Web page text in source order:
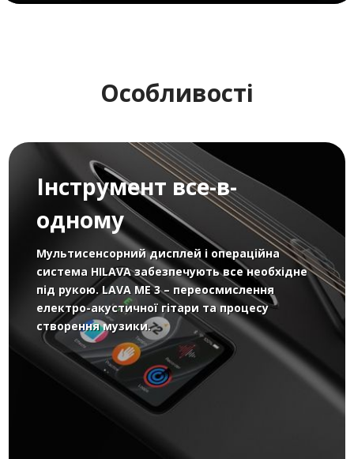
Особливості
Інструмент все-в-
одному
Мультисенсорний дисплей і операційна
система HILAVA забезпечують все необхідне
під рукою. LAVA ME 3 – переосмислення
електро-акустичної гітари та процесу
створення музики.